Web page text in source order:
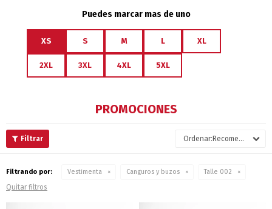
Puedes marcar mas de uno
XS S M L XL
2XL 3XL 4XL 5XL
PROMOCIONES
Recomendados
Filtrando por: Vestimenta Canguros y buzos Talle 002
Quitar filtros